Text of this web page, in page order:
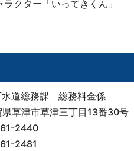
ター「いってきくん」
道総務課 総務料金係
草津市草津三丁目13番30号
2440
2481